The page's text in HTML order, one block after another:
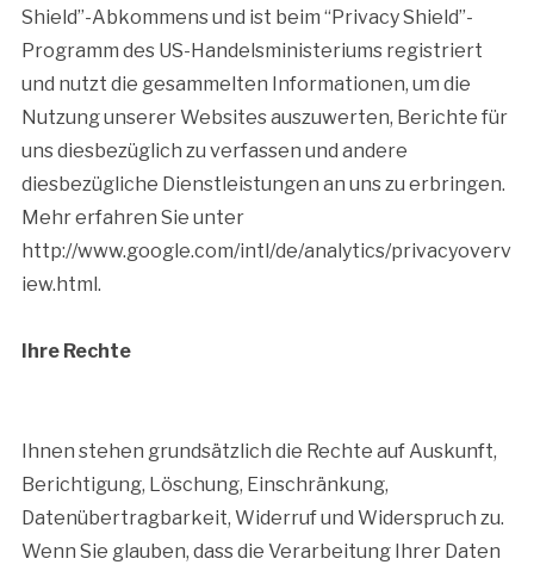
Shield”-Abkommens und ist beim “Privacy Shield”-
Programm des US-Handelsministeriums registriert
und nutzt die gesammelten Informationen, um die
Nutzung unserer Websites auszuwerten, Berichte für
uns diesbezüglich zu verfassen und andere
diesbezügliche Dienstleistungen an uns zu erbringen.
Mehr erfahren Sie unter
http://www.google.com/intl/de/analytics/privacyoverv
iew.html.
Ihre Rechte
Ihnen stehen grundsätzlich die Rechte auf Auskunft,
Berichtigung, Löschung, Einschränkung,
Datenübertragbarkeit, Widerruf und Widerspruch zu.
Wenn Sie glauben, dass die Verarbeitung Ihrer Daten